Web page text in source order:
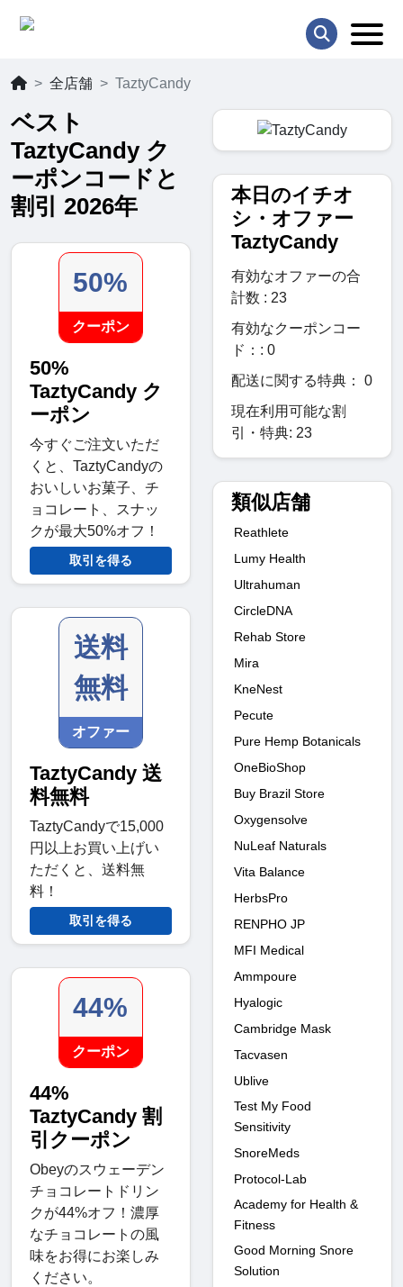
全店舗 TaztyCandy
ベスト
TaztyCandy ク
ーポンコードと
割引 2026年
50%
クーポン
50%
TaztyCandy ク
ーポン
今すぐご注文いただ
くと、TaztyCandyの
おいしいお菓子、チ
ョコレート、スナッ
クが最大50%オフ！
取引を得る
送料
無料
オファー
TaztyCandy 送
料無料
TaztyCandyで15,000
円以上お買い上げい
ただくと、送料無
料！
取引を得る
44%
クーポン
44%
TaztyCandy 割
引クーポン
Obeyのスウェーデン
チョコレートドリン
クが44%オフ！濃厚
なチョコレートの風
味をお得にお楽しみ
ください。
本日のイチオ
シ・オファー
TaztyCandy
有効なオファーの合
計数 : 23
有効なクーポンコー
ド：: 0
配送に関する特典： 0
現在利用可能な割
引・特典: 23
類似店舗
Reathlete
Lumy Health
Ultrahuman
CircleDNA
Rehab Store
Mira
KneNest
Pecute
Pure Hemp Botanicals
OneBioShop
Buy Brazil Store
Oxygensolve
NuLeaf Naturals
Vita Balance
HerbsPro
RENPHO JP
MFI Medical
Ammpoure
Hyalogic
Cambridge Mask
Tacvasen
Ublive
Test My Food
Sensitivity
SnoreMeds
Protocol-Lab
Academy for Health &
Fitness
Good Morning Snore
Solution